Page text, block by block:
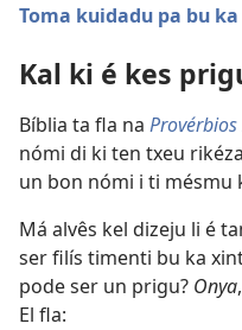
Toma kuidadu pa bu
Kal ki é kes
Bíblia ta fla na Provérbios
nómi di ki ten txeu
un bon nómi i ti mésmu
Má alvês kel dizeju li é
ser filís timenti bu ka
pode ser un prigu? Onya
El fla: